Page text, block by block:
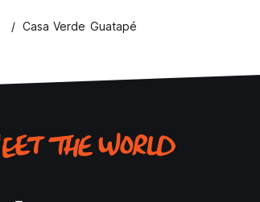
Casa Verde Guatapé